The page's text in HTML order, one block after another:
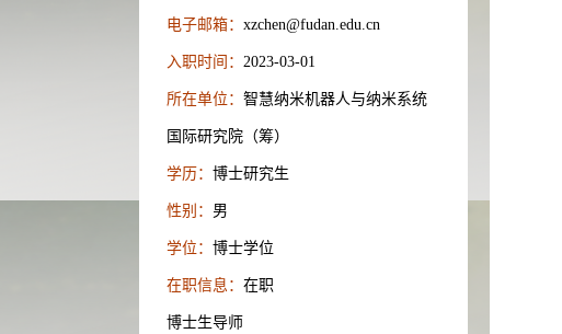
电子邮箱： xzchen@fudan.edu.cn
入职时间： 2023-03-01
所在单位： 智慧纳米机器人与纳米系统
国际研究院（筹）
学历： 博士研究生
性别： 男
学位： 博士学位
在职信息： 在职
博士生导师